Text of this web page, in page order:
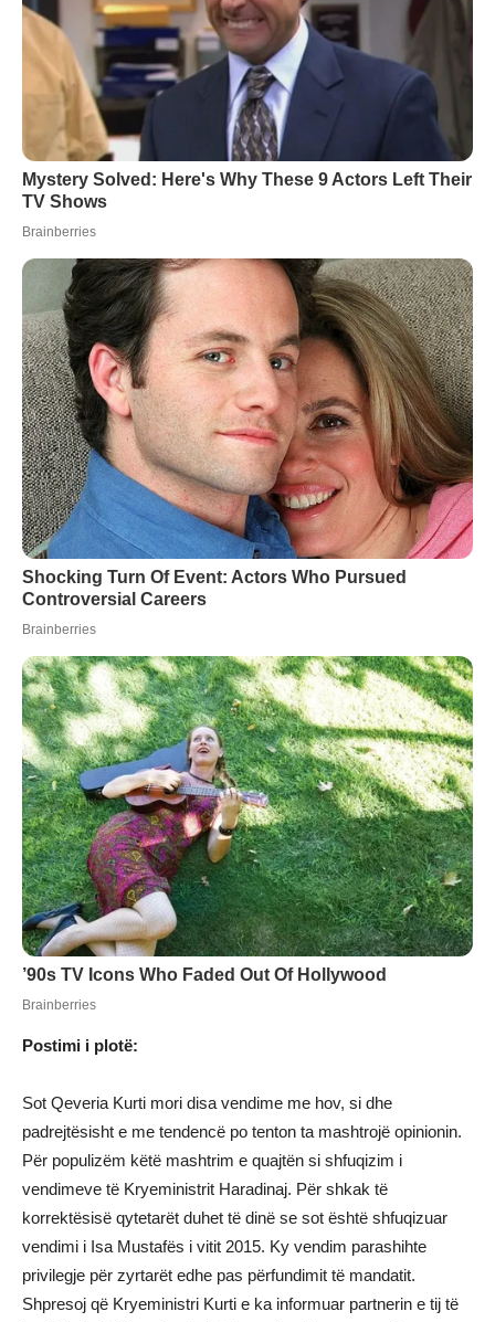
Postimi i plotë:
Sot Qeveria Kurti mori disa vendime me hov, si dhe
padrejtësisht e me tendencë po tenton ta mashtrojë opinionin.
Për populizëm këtë mashtrim e quajtën si shfuqizim i
vendimeve të Kryeministrit Haradinaj. Për shkak të
korrektësisë qytetarët duhet të dinë se sot është shfuqizuar
vendimi i Isa Mustafës i vitit 2015. Ky vendim parashihte
privilegje për zyrtarët edhe pas përfundimit të mandatit.
Shpresoj që Kryeministri Kurti e ka informuar partnerin e tij të